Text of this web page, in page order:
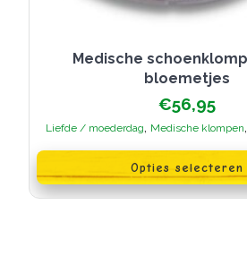
Medische schoenklompen wit/
bloemetjes
€56,95
Liefde / moederdag, Medische klompen,
Opties selecteren
product
heeft
meerdere
variaties.